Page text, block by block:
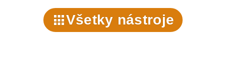
Všetky nástroje